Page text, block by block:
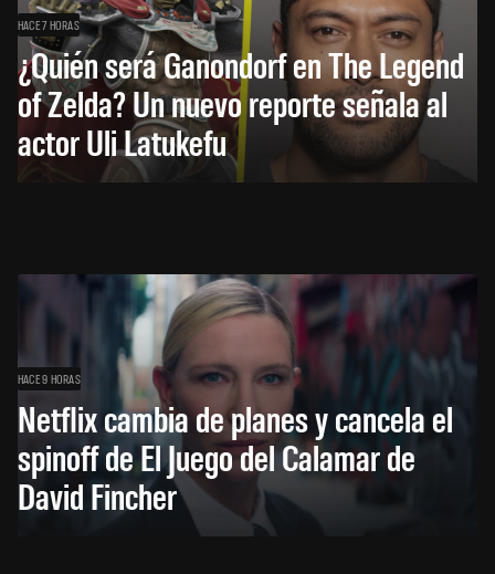
HACE 7 HORAS
¿Quién será Ganondorf en The Legend
of Zelda? Un nuevo reporte señala al
actor Uli Latukefu
HACE 9 HORAS
Netflix cambia de planes y cancela el
spinoff de El Juego del Calamar de
David Fincher